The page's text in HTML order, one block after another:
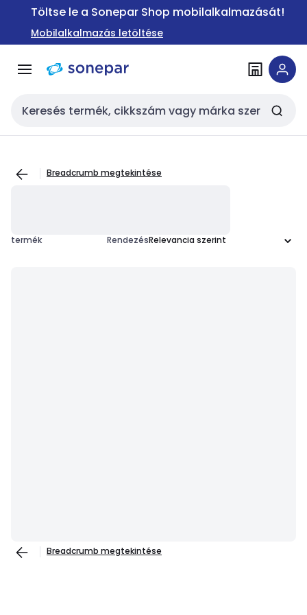
Ugrás a
Ugrás a
tartalomra
Töltse le a Sonepar Shop mobilalkalmazását!
Mobilalkalmazás letöltése
Keresési bemenet
Breadcrumb megtekintése
termék Rendezés
Breadcrumb megtekintése